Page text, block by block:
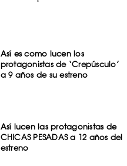
Así es como lucen los
protagonistas de ‘Crepúsculo’
a 9 años de su estreno
Así lucen las protagonistas de
CHICAS PESADAS a 12 años del
estreno